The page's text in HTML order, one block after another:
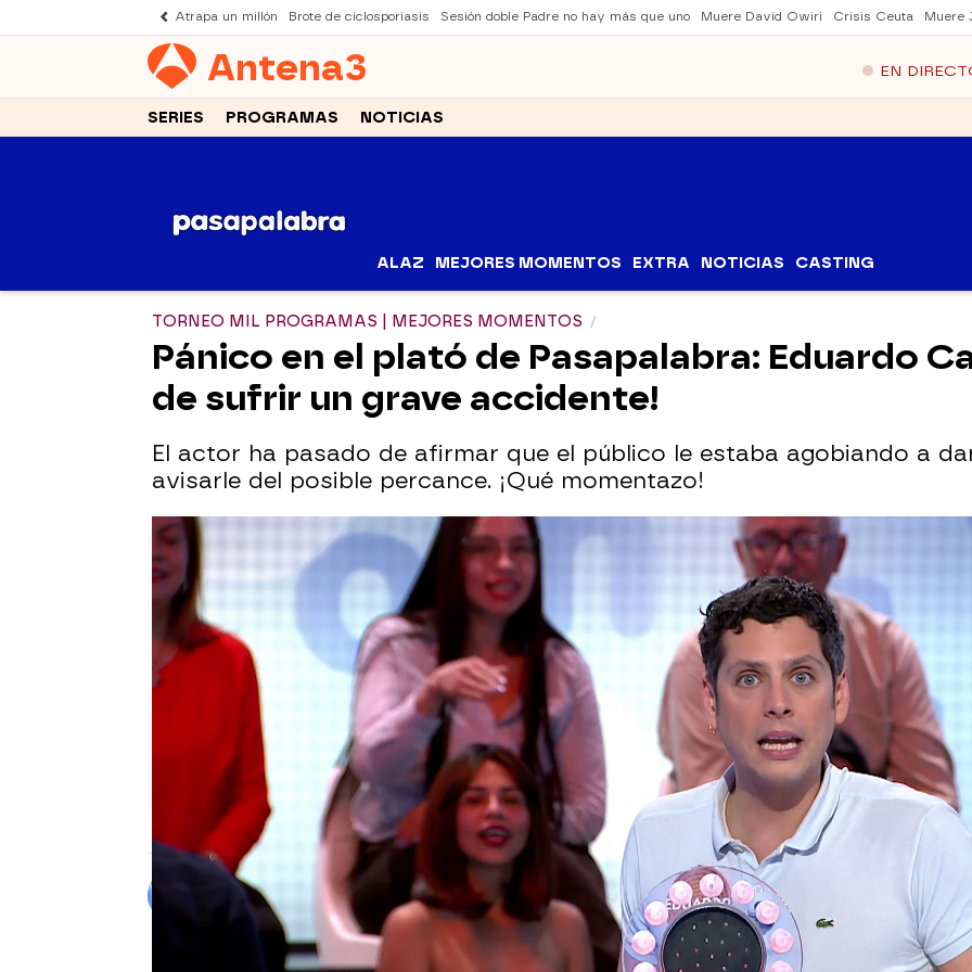
Atrapa un millón Brote de ciclosporiasis Sesión doble Padre no hay más que uno Muere David Owiri Crisis Ceuta Muere
Antena3 EN
SERIES PROGRAMAS NOTICIAS
ALAZ MEJORES MOMENTOS EXTRA NOTICIAS CASTING
TORNEO MIL PROGRAMAS | MEJORES MOMENTOS
Pánico en el plató de Pasapalabra: Eduardo
de sufrir un grave accidente!
El actor ha pasado de afirmar que el público le estaba agobiando a
avisarle del posible percance. ¡Qué momentazo!
Alberto Mendo
Publicado: 21 de septiembre de 2024, 22:34
Whatsapp